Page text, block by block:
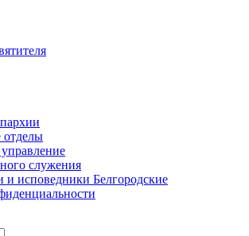
отделы
служения
исповедники Белгородские